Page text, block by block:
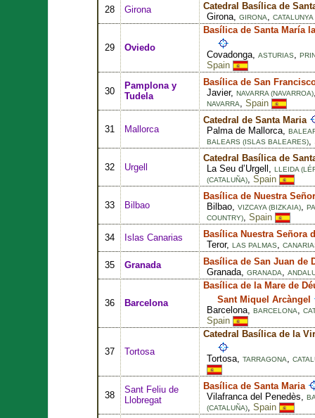
28
Girona
Catedral Basílica de
Girona, GIRONA,
29 Oviedo
Basílica de Santa María
Covadonga, ASTURIAS,
Spain
30
Pamplona y
Tudela
Basílica de San
Javier, NAVARRA (NAVARROA)
NAVARRA, Spain
31 Mallorca
Catedral de Santa Maria
Palma de Mallorca,
BALEARS (ISLAS BALEARES),
32 Urgell
Catedral Basílica de
La Seu d’Urgell, LLEIDA
(CATALUÑA), Spain
33 Bilbao
Basílica de Nuestra
Bilbao, VIZCAYA (BIZKAIA),
COUNTRY), Spain
34
Islas Canarias
Basílica Nuestra Señora
Teror, LAS PALMAS,
35 Granada
Basílica de San Juan de
Granada, GRANADA,
36 Barcelona
Basílica de la Mare de
Sant Miquel Arcàngel
Barcelona, BARCELONA,
Spain
37 Tortosa
Catedral Basílica de la
Tortosa, TARRAGONA,
38
Sant Feliu de
Llobregat
Basílica de Santa Maria
Vilafranca del Penedès,
(CATALUÑA), Spain